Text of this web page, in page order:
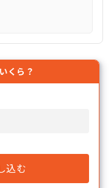
くら？
込む